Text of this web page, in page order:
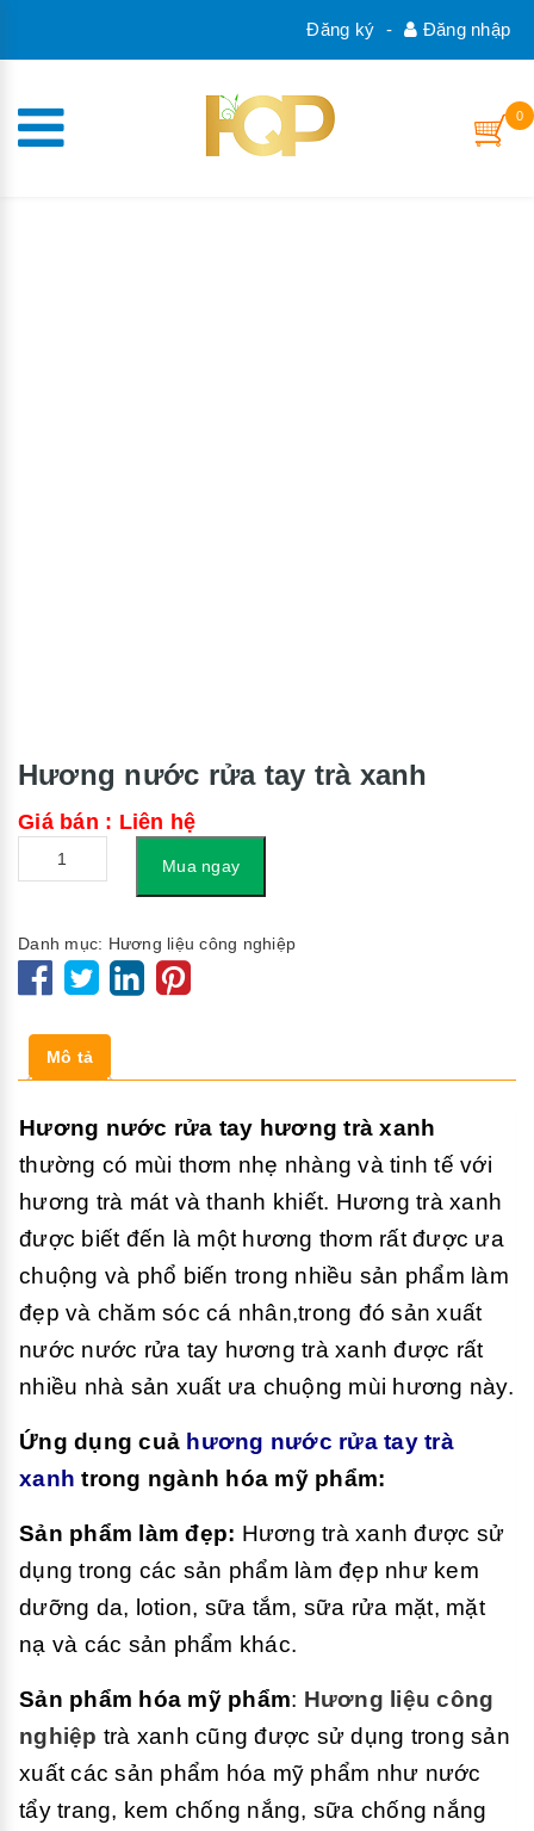
Đăng nhập
-
Đăng ký
0
Hương nước rửa tay trà xanh
Giá bán : Liên hệ
Mua ngay
Danh mục: Hương liệu công nghiệp
Mô tả
Hương nước rửa tay hương trà xanh
thường có mùi thơm nhẹ nhàng và tinh tế với
hương trà mát và thanh khiết. Hương trà xanh
được biết đến là một hương thơm rất được ưa
chuộng và phổ biến trong nhiều sản phẩm làm
đẹp và chăm sóc cá nhân,trong đó sản xuất
nước nước rửa tay hương trà xanh được rất
nhiều nhà sản xuất ưa chuộng mùi hương này.
Ứng dụng cuả hương nước rửa tay trà
xanh trong ngành hóa mỹ phẩm:
Sản phẩm làm đẹp: Hương trà xanh được sử
dụng trong các sản phẩm làm đẹp như kem
dưỡng da, lotion, sữa tắm, sữa rửa mặt, mặt
nạ và các sản phẩm khác.
Sản phẩm hóa mỹ phẩm: Hương liệu công
nghiệp trà xanh cũng được sử dụng trong sản
xuất các sản phẩm hóa mỹ phẩm như nước
tẩy trang, kem chống nắng, sữa chống nắng